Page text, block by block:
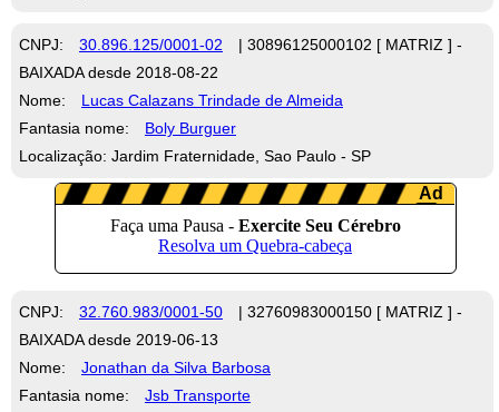
CNPJ: 30.896.125/0001-02
| 30896125000102 [ MATRIZ ] -
BAIXADA desde 2018-08-22
Nome:
Lucas Calazans Trindade de Almeida
Fantasia nome:
Boly Burguer
Localização: Jardim Fraternidade, Sao Paulo - SP
CNPJ: 32.760.983/0001-50
| 32760983000150 [ MATRIZ ] -
BAIXADA desde 2019-06-13
Nome:
Jonathan da Silva Barbosa
Fantasia nome:
Jsb Transporte